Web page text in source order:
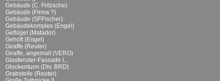
Gebäude (C. Fritzsche)
Gebäude (Firma ?)
Gebäude (SFFischer)
Gebäudekomplex (Engel)
Geflügel (Matador)
Gehöft (Engel)
Giraffe (Reuter)
Giraffe, angemalt (VERO)
Glasfenster-Fassade I...
Glockenturm (Div. BRD)
Grabstelle (Reuter)